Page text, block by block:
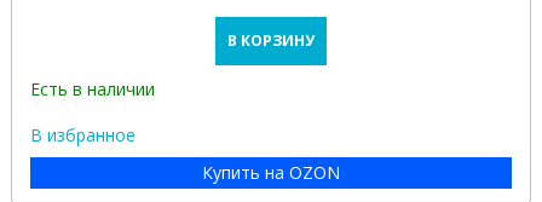
В КОРЗИНУ
Есть в наличии
В избранное
Купить на OZON